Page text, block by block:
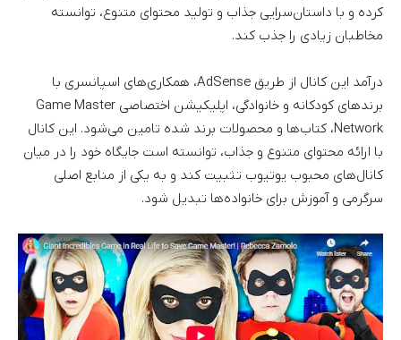
کرده و با داستان‌سرایی جذاب و تولید محتوای متنوع، توانسته
مخاطبان زیادی را جذب کند.
درآمد این کانال از طریق AdSense، همکاری‌های اسپانسری با
برندهای کودکانه و خانوادگی، اپلیکیشن اختصاصی Game Master
Network، کتاب‌ها و محصولات برند شده تامین می‌شود. این کانال
با ارائه محتوای متنوع و جذاب، توانسته است جایگاه خود را در میان
کانال‌های محبوب یوتیوب تثبیت کند و به یکی از منابع اصلی
سرگرمی و آموزش برای خانواده‌ها تبدیل شود.